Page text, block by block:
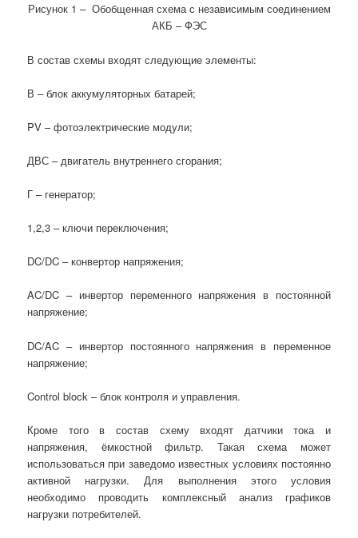
Рисунок 1 – Обобщенная схема с независимым соединением
АКБ – ФЭС
В состав схемы входят следующие элементы:
В – блок аккумуляторных батарей;
PV – фотоэлектрические модули;
ДВС – двигатель внутреннего сгорания;
Г – генератор;
1,2,3 – ключи переключения;
DC/DC – конвертор напряжения;
AC/DC – инвертор переменного напряжения в постоянной
напряжение;
DC/AC – инвертор постоянного напряжения в переменное
напряжение;
Control block – блок контроля и управления.
Кроме того в состав схему входят датчики тока и
напряжения, ёмкостной фильтр. Такая схема может
использоваться при заведомо известных условиях постоянно
активной нагрузки. Для выполнения этого условия
необходимо проводить комплексный анализ графиков
нагрузки потребителей.